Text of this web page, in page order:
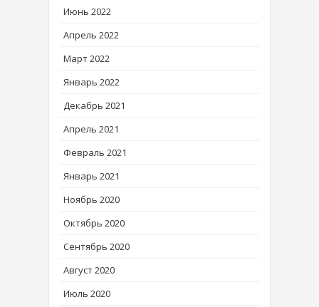
Июнь 2022
Апрель 2022
Март 2022
Январь 2022
Декабрь 2021
Апрель 2021
Февраль 2021
Январь 2021
Ноябрь 2020
Октябрь 2020
Сентябрь 2020
Август 2020
Июль 2020